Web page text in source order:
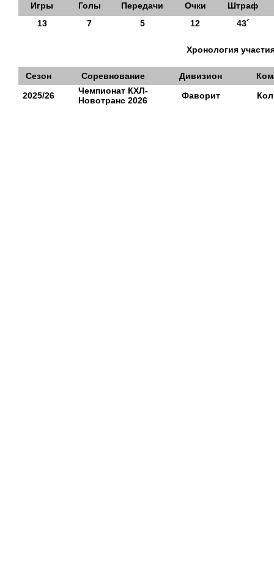
Игры Голы Передачи Очки
Штраф
13
7 5 12 43´
Хронология
Сезон Соревнование Дивизион
2025/26
Чемпионат КХЛ-
Новотранс 2026
Фаворит